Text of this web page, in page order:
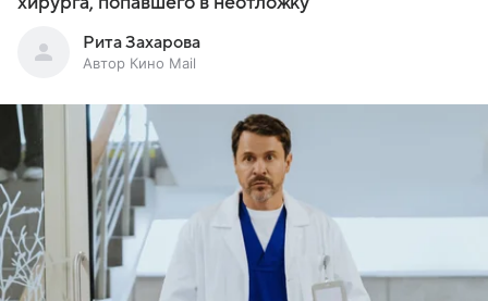
Рита Захарова
Автор Кино Mail